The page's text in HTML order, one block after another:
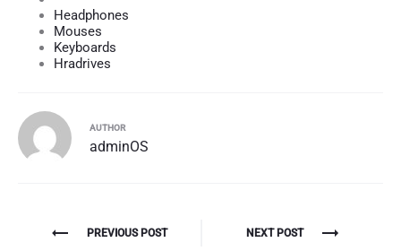
Headphones
Mouses
Keyboards
Hradrives
AUTHOR
adminOS
Navigazione
PREVIOUS POST NEXT POST